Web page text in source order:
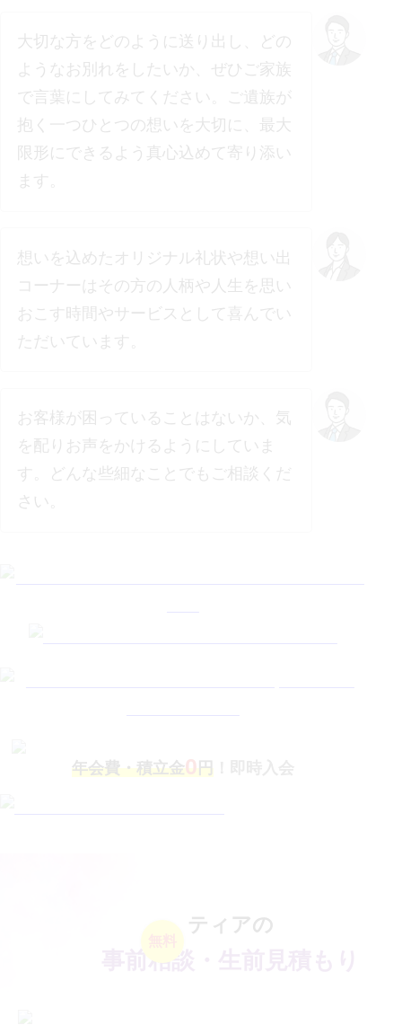
大切な方をどのように送り出し、どの
ようなお別れをしたいか、ぜひご家族
で言葉にしてみてください。ご遺族が
抱く一つひとつの想いを大切に、最大
限形にできるよう真心込めて寄り添い
ます。
想いを込めたオリジナル礼状や想い出
コーナーはその方の人柄や人生を思い
おこす時間やサービスとして喜んでい
ただいています。
お客様が困っていることはないか、気
を配りお声をかけるようにしていま
す。どんな些細なことでもご相談くだ
さい。
年会費・積立金0円！即時入会
ティアの
事前相談・生前見積もり